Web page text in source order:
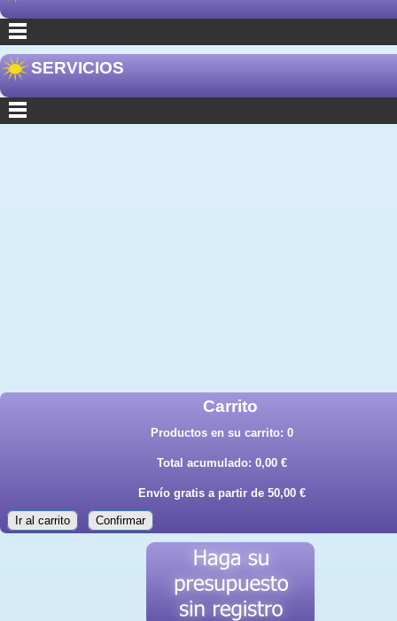
SERVICIOS
Carrito
Productos en su carrito: 0
Total acumulado: 0,00 €
Envío gratis a partir de 50,00 €
Ir al carrito Confirmar